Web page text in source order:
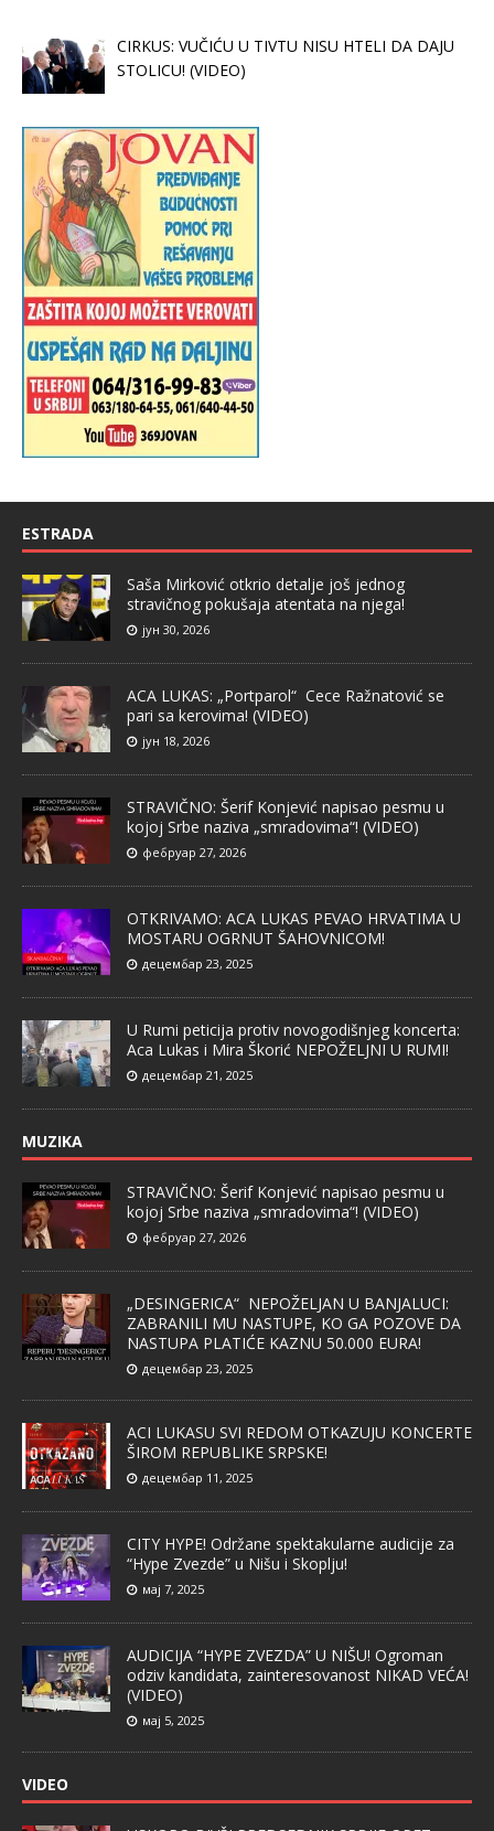
CIRKUS: VUČIĆU U TIVTU NISU HTELI DA DAJU
STOLICU! (VIDEO)
ESTRADA
Saša Mirković otkrio detalje još jednog
stravičnog pokušaja atentata na njega!
јун 30, 2026
ACA LUKAS: „Portparol“ Cece Ražnatović se
pari sa kerovima! (VIDEO)
јун 18, 2026
STRAVIČNO: Šerif Konjević napisao pesmu u
kojoj Srbe naziva „smradovima“! (VIDEO)
фебруар 27, 2026
OTKRIVAMO: ACA LUKAS PEVAO HRVATIMA U
MOSTARU OGRNUT ŠAHOVNICOM!
децембар 23, 2025
U Rumi peticija protiv novogodišnjeg koncerta:
Aca Lukas i Mira Škorić NEPOŽELJNI U RUMI!
децембар 21, 2025
MUZIKA
STRAVIČNO: Šerif Konjević napisao pesmu u
kojoj Srbe naziva „smradovima“! (VIDEO)
фебруар 27, 2026
„DESINGERICA“ NEPOŽELJAN U BANJALUCI:
ZABRANILI MU NASTUPE, KO GA POZOVE DA
NASTUPA PLATIĆE KAZNU 50.000 EURA!
децембар 23, 2025
ACI LUKASU SVI REDOM OTKAZUJU KONCERTE
ŠIROM REPUBLIKE SRPSKE!
децембар 11, 2025
CITY HYPE! Održane spektakularne audicije za
“Hype Zvezde” u Nišu i Skoplju!
мај 7, 2025
AUDICIJA “HYPE ZVEZDA” U NIŠU! Ogroman
odziv kandidata, zainteresovanost NIKAD VEĆA!
(VIDEO)
мај 5, 2025
VIDEO